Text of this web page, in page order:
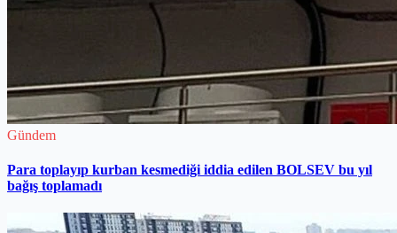
Gündem
Para toplayıp kurban kesmediği iddia edilen BOLSEV bu yıl
bağış toplamadı